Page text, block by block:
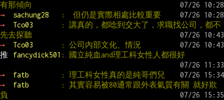
有那傾向
→
sachung28
:  但仍是實際相處比較重要
→
Tco03
: 講真的，都唸到交大了，求職找公司，都不
先去探聽
→
Tco03
: 公司內部文化、情況
推
fancydick501 : 國立純血and理工科女性人都很好
→ fatb
: 理工科女性真的是純哥們兒
→
fatb
: 其實容易被80通常跟外表氣質有關 就好欺
負